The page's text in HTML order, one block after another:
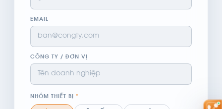
EMAIL
CÔNG TY / ĐƠN VỊ
NHÓM THIẾT BỊ *